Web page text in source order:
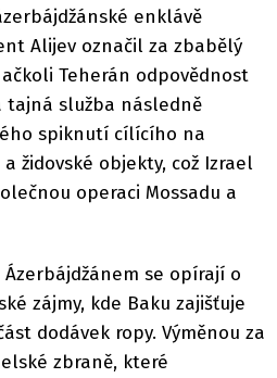
enklávě
Alijev označil za zbabělý
Teherán odpovědnost
tajná služba následně
spiknutí cílícího na
židovské objekty, což Izrael
operaci Mossadu a
se opírají o
zájmy, kde Baku zajišťuje
dodávek ropy. Výměnou za
zbraně, které